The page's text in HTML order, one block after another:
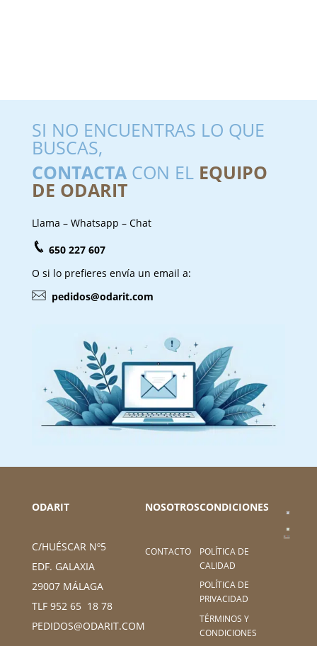
SI NO ENCUENTRAS LO QUE
BUSCAS,
CONTACTACON EL EQUIPO
DE ODARIT
Llama – Whatsapp – Chat
650 227 607
O si lo prefieres envía un email a:
pedidos@odarit.com
ODARIT
C/HUÉSCAR Nº5
EDF. GALAXIA
29007 MÁLAGA
TLF 952 65 18 78
PEDIDOS@ODARIT.COM
NOSOTROS
CONTACTO
CONDICIONES
POLÍTICA DE
CALIDAD
POLÍTICA DE
PRIVACIDAD
TÉRMINOS Y
CONDICIONES